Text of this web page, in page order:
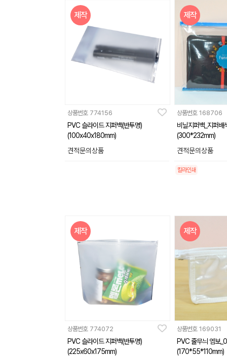
제작
상품번호 774156
PVC 슬라이드 지퍼백(반투명)
(100x40x180mm)
견적문의상품
제작
상품번호 168706
비닐지퍼백_지퍼배
(300*232mm)
견적문의상품
칼라인쇄
제작
상품번호 774072
PVC 슬라이드 지퍼백(반투명)
(225x60x175mm)
제작
상품번호 169031
PVC 줄무늬 엠보
(170*55*110mm)